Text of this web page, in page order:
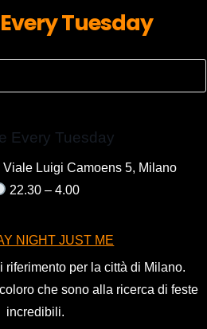
Tuesday
Every Tuesday
Viale Luigi Camoens 5, Milano
22.30 – 4.00
NIGHT JUST ME
riferimento per la città di Milano.
che sono alla ricerca di feste
incredibili.